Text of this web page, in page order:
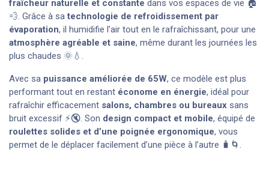
fraîcheur naturelle et constante dans vos espaces de vie 🏠
💨. Grâce à satechnologie de refroidissement par
évaporation, il humidifie l’air tout en le rafraîchissant, pour une
atmosphère agréable et saine, même durant les journées les
plus chaudes 🌞💧.
Avec sa puissance améliorée de 65W, ce modèle est plus
performant tout en restant économe en énergie, idéal pour
rafraîchir efficacement salons, chambres ou bureaux sans
bruit excessif ⚡🔇. Son design compact et mobile, équipé de
roulettes solides et d’une poignée ergonomique, vous
permet de le déplacer facilement d’une pièce à l’autre 🧳🌀.